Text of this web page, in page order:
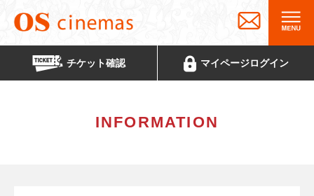
チケット確認 マイページログイン
INFORMATION